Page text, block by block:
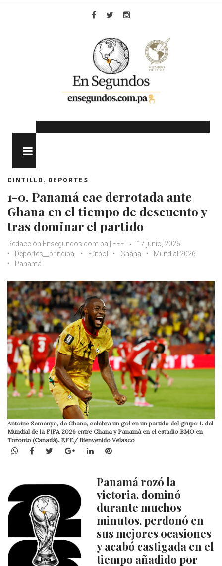
CINTILLO , DEPORTES
1-0. Panamá cae derrotada ante
Ghana en el tiempo de descuento y
tras dominar el partido
Redacción Ensegundos.com.pa | EFE
17 junio, 2026
Deportes__principal
Fútbol Ghana
Mundial 2026
Panamá
Antoine Semenyo, de Ghana, celebra un gol en un partido del grupo L del
Mundial de la FIFA 2026 entre Ghana y Panamá en el estadio BMO en
Toronto (Canadá). EFE/ Bienvenido Velasco
WhatsApp
Facebook
TwitterGoogle+LinkedInPinterest
Panamá rozó la
victoria, dominó
durante muchos
minutos, perdonó en
sus mejores ocasiones
y acabó castigada en el
tiempo añadido por